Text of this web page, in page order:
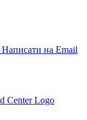
Написати на Email